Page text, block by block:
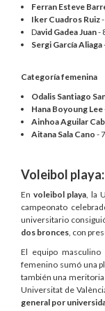
Ferran Esteve
Iker Cuadros Ruiz
David Gadea Juan-
Sergi García Aliaga
Categoría femenina
Odalis Santiago
Hana Boyoung Lee
Ainhoa Aguilar
Aitana Sala Cano -
Voleibol
En voleibol playa , la
campeonato
universitario
dos bronces , con
El equipo
femenino sumó una
también una meritoria
Universitat de
general por